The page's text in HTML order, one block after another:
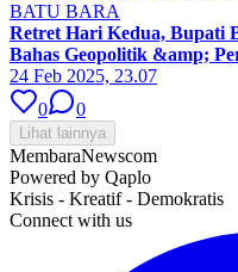
BATU BARA
Retret Hari Kedua, Bupati
Bahas Geopolitik &amp;
24 Feb 2025, 23.07
0
0
Lihat lainnya
MembaraNewscom
Powered by Qaplo
Krisis - Kreatif - Demokratis
Connect with us